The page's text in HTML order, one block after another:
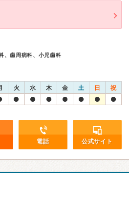
、歯周病科、小児歯科
火 水 木 金 土 日 祝
電話 公式サイト